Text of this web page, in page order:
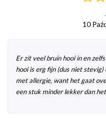
10
Er zit veel bruin hooi in en
hooi is erg fijn (dus niet
met allergie, want het gaat
een stuk minder lekker dan